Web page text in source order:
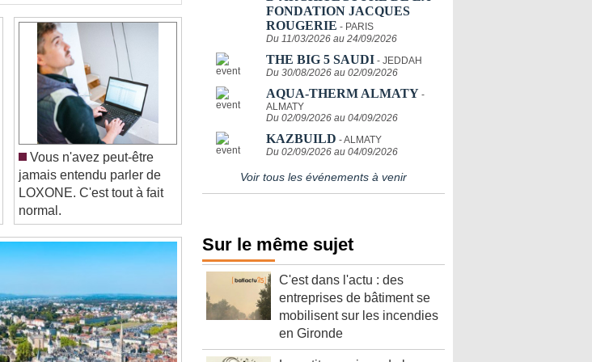
Vous n'avez peut-être
jamais entendu parler de
LOXONE. C'est tout à fait
normal.
FONDATION JACQUES
ROUGERIE - PARIS
Du 11/03/2026 au 24/09/2026
THE BIG 5 SAUDI - JEDDAH
Du 30/08/2026 au 02/09/2026
AQUA-THERM ALMATY -
ALMATY
Du 02/09/2026 au 04/09/2026
KAZBUILD - ALMATY
Du 02/09/2026 au 04/09/2026
Voir tous les événements à venir
Sur le même sujet
C'est dans l'actu : des
entreprises de bâtiment se
mobilisent sur les incendies
en Gironde